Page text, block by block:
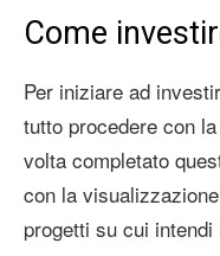
Come
Per iniziare ad
tutto procedere con
volta completato
con la
progetti su cui